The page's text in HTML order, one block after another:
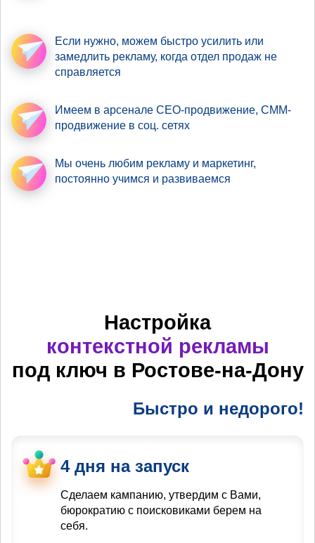
Если нужно, можем быстро усилить или
замедлить рекламу, когда отдел продаж не
справляется
Имеем в арсенале СЕО-продвижение, СММ-
продвижение в соц. сетях
Мы очень любим рекламу и маркетинг,
постоянно учимся и развиваемся
Настройка
контекстной рекламы
под ключ в Ростове-на-Дону
Быстро и недорого!
4 дня на запуск
Сделаем кампанию, утвердим с Вами,
бюрократию с поисковиками берем на
себя.